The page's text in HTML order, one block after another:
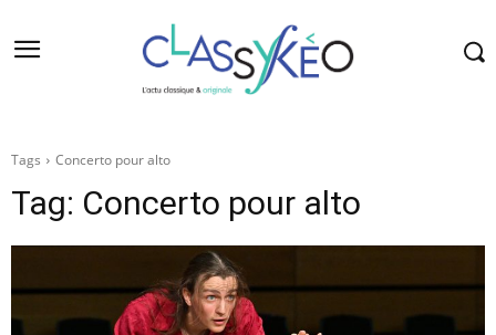
Tags Concerto pour alto
Tag: Concerto pour alto